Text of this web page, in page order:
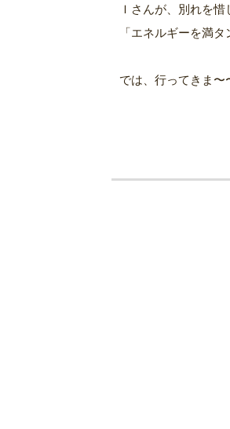
Ｉさんが、別れを
「エネルギーを満
では、行ってきま〜